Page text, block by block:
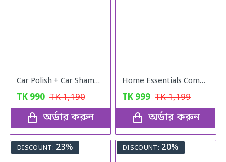
Car Polish + Car Shampoo
TK 990 TK1,190
অর্ডার করুন
Home Essentials Combo Pack
TK 999 TK1,199
অর্ডার করুন
DISCOUNT: 23% DISCOUNT: 20%